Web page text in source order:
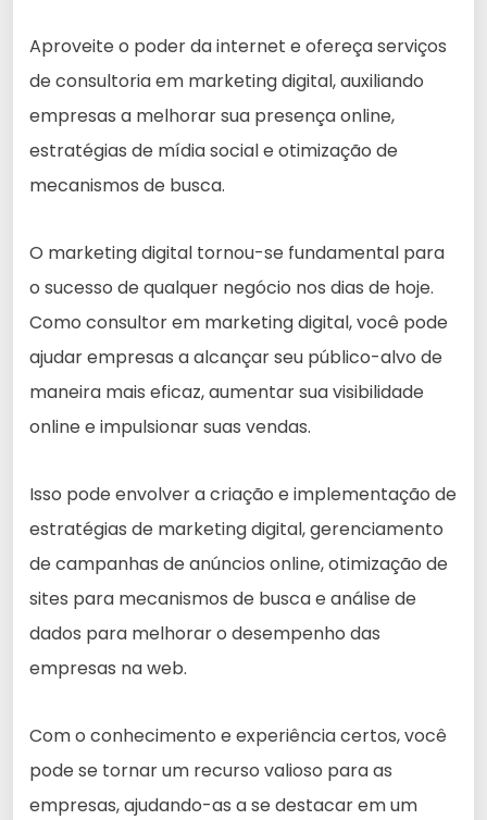
Aproveite o poder da internet e ofereça serviços
de consultoria em marketing digital, auxiliando
empresas a melhorar sua presença online,
estratégias de mídia social e otimização de
mecanismos de busca.
O marketing digital tornou-se fundamental para
o sucesso de qualquer negócio nos dias de hoje.
Como consultor em marketing digital, você pode
ajudar empresas a alcançar seu público-alvo de
maneira mais eficaz, aumentar sua visibilidade
online e impulsionar suas vendas.
Isso pode envolver a criação e implementação de
estratégias de marketing digital, gerenciamento
de campanhas de anúncios online, otimização de
sites para mecanismos de busca e análise de
dados para melhorar o desempenho das
empresas na web.
Com o conhecimento e experiência certos, você
pode se tornar um recurso valioso para as
empresas, ajudando-as a se destacar em um